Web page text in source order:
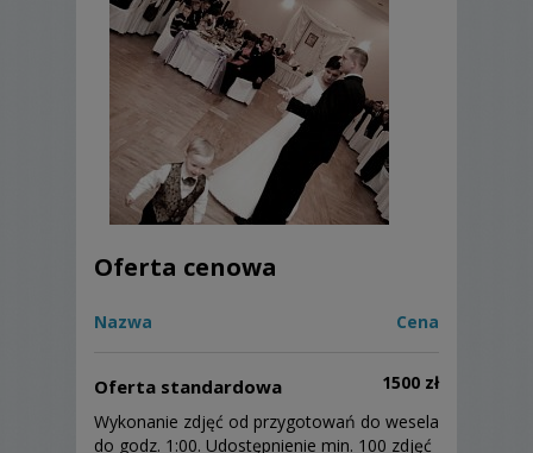
Oferta cenowa
Nazwa Cena
Oferta standardowa
1500 zł
Wykonanie zdjęć od przygotowań do wesela
do godz. 1:00. Udostępnienie min. 100 zdjęć